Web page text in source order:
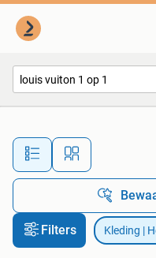
Alle
Filters Kleding |